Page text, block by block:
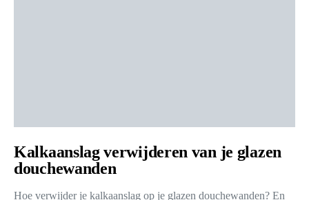
Kalkaanslag verwijderen van je glazen
douchewanden
Hoe verwijder je kalkaanslag op je glazen douchewanden? En